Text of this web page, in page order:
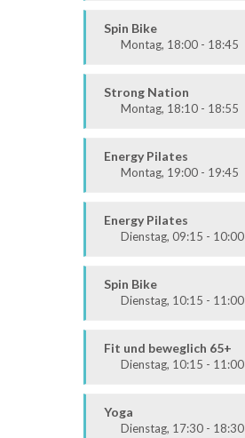
Alle
Spin Bike
Montag, 18:00 - 18:45
Strong Nation
Montag, 18:10 - 18:55
Mittel / Fortgeschritten
Energy Pilates
Montag, 19:00 - 19:45
Alle
Energy Pilates
Dienstag, 09:15 - 10:00
Alle
Spin Bike
Dienstag, 10:15 - 11:00
Fit und beweglich 65+
Dienstag, 10:15 - 11:00
Alle
Yoga
Dienstag, 17:30 - 18:30